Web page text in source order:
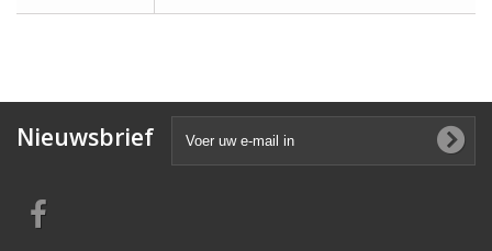
Nieuwsbrief